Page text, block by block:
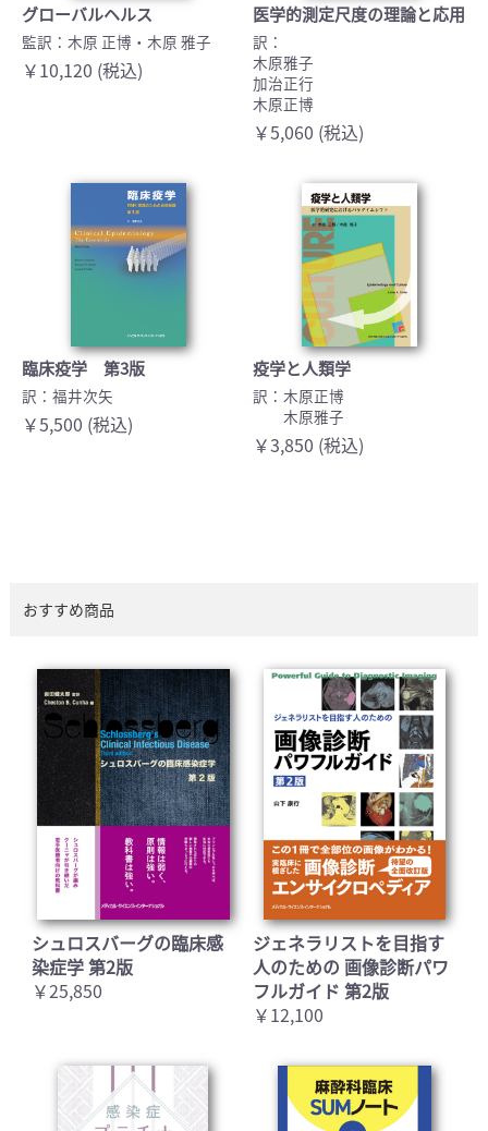
グローバルヘルス
監訳：木原 正博・木原 雅子
￥10,120 (税込)
医学的測定尺度の理論と応用
訳：
木原雅子
加治正行
木原正博
￥5,060 (税込)
臨床疫学 第3版
訳：福井次矢
￥5,500 (税込)
疫学と人類学
訳：木原正博
木原雅子
￥3,850 (税込)
おすすめ商品
シュロスバーグの臨床感
染症学 第2版
￥25,850
ジェネラリストを目指す
人のための 画像診断パワ
フルガイド 第2版
￥12,100